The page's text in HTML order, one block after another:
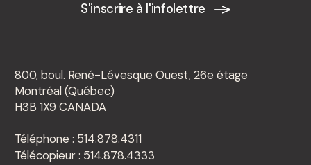
S'inscrire à l'infolettre
800, boul. René-Lévesque Ouest, 26e étage
Montréal (Québec)
H3B 1X9 CANADA
Téléphone : 514.878.4311
Télécopieur : 514.878.4333